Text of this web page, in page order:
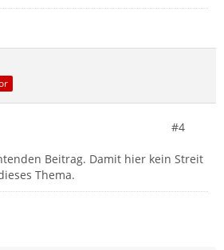
#4
Beitrag. Damit hier kein Streit
Thema.